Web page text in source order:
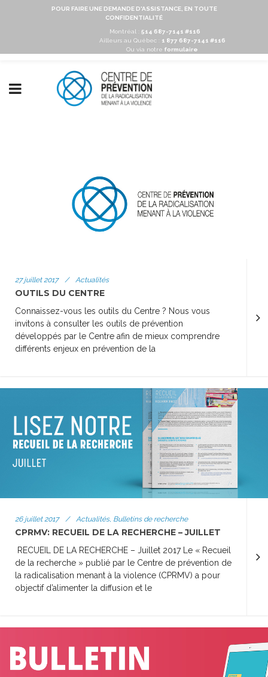
POUR FAIRE UNE DEMANDE D'ASSISTANCE, EN TOUTE
CONFIDENTIALITÉ
Montréal : 514 687-7141 #116
Ailleurs au Québec :
1 877 687-7141 #116
Ou via notre formulaire
27 juillet 2017 / Actualités
OUTILS DU CENTRE
Connaissez-vous les outils du Centre ? Nous vous
invitons à consulter les outils de prévention
développés par le Centre afin de mieux comprendre
différents enjeux en prévention de la
26 juillet 2017 / Actualités, Bulletins de recherche
CPRMV: RECUEIL DE LA RECHERCHE – JUILLET
RECUEIL DE LA RECHERCHE – Juillet 2017 Le « Recueil
de la recherche » publié par le Centre de prévention de
la radicalisation menant à la violence (CPRMV) a pour
objectif d’alimenter la diffusion et le